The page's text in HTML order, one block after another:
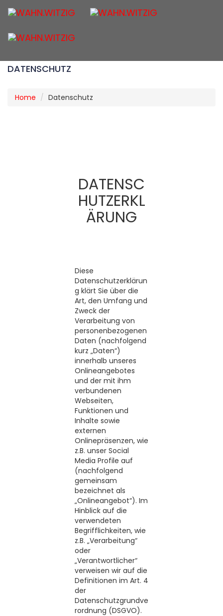
DATENSCHUTZ
Home Datenschutz
DATENSC
HUTZERKL
ÄRUNG
Diese
Datenschutzerklärun
g klärt Sie über die
Art, den Umfang und
Zweck der
Verarbeitung von
personenbezogenen
Daten (nachfolgend
kurz „Daten“)
innerhalb unseres
Onlineangebotes
und der mit ihm
verbundenen
Webseiten,
Funktionen und
Inhalte sowie
externen
Onlinepräsenzen, wie
z.B. unser Social
Media Profile auf
(nachfolgend
gemeinsam
bezeichnet als
„Onlineangebot“). Im
Hinblick auf die
verwendeten
Begrifflichkeiten, wie
z.B. „Verarbeitung“
oder
„Verantwortlicher“
verweisen wir auf die
Definitionen im Art. 4
der
Datenschutzgrundve
rordnung (DSGVO).